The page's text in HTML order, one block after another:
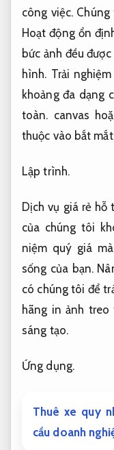
công việc.
Hoạt động ổn
bức ảnh đều
hình. Trải
khoảng đa dạng
toàn. canvas
thuộc vào bắt
Lập trình.
Dịch vụ giá rẻ
của chúng tôi
niệm quý giá
sống của bạn.
có chúng tôi để
hãng in ảnh
sáng tạo.
Ứng dụng.
Thuê xe quy
cầu doanh